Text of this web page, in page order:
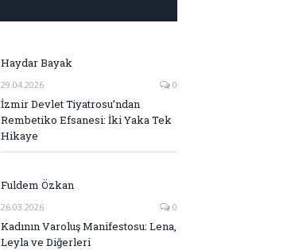
Haydar Bayak
29.04.2026 0
İzmir Devlet Tiyatrosu’ndan
Rembetiko Efsanesi: İki Yaka Tek
Hikaye
Fuldem Özkan
26.03.2026 0
Kadının Varoluş Manifestosu: Lena,
Leyla ve Diğerleri